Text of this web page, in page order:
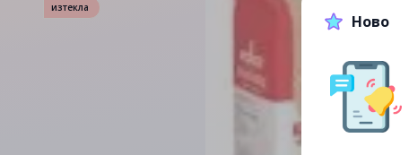
изтекла
Ново